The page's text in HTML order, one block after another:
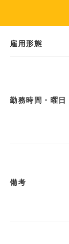
雇用形態
勤務時間・曜日
備考